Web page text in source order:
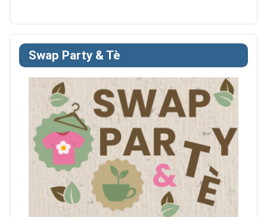
Swap Party & Tè